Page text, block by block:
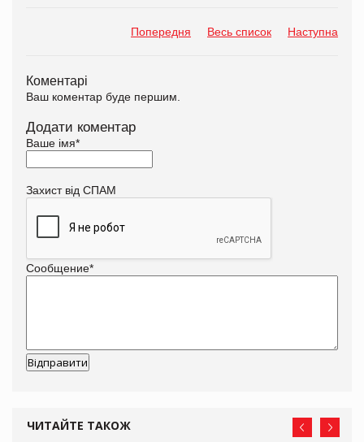
Попередня Весь список Наступна
Коментарі
Ваш коментар буде першим.
Додати коментар
Ваше імя*
Захист від СПАМ
Сообщение*
ЧИТАЙТЕ ТАКОЖ